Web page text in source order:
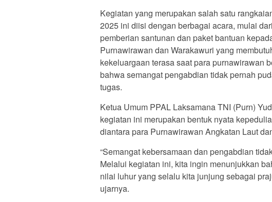
Kegiatan yang merupakan salah satu
2025 ini diisi dengan berbagai acara, mulai
pemberian santunan dan paket bantuan
Purnawirawan dan Warakawuri yang
kekeluargaan terasa saat para purnawirawan
bahwa semangat pengabdian tidak pernah
tugas.
Ketua Umum PPAL Laksamana TNI (Purn)
kegiatan ini merupakan bentuk nyata
diantara para Purnawirawan Angkatan Laut
“Semangat kebersamaan dan pengabdian
Melalui kegiatan ini, kita ingin menunjukkan
nilai luhur yang selalu kita junjung sebagai
ujarnya.